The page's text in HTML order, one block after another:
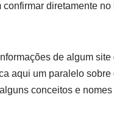
diretamente no
de algum site
aqui um paralelo sobre
conceitos e